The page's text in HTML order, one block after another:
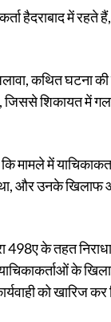
हैदराबाद में
कथित घटना की
जिससे शिकायत में
मामले में
था, और उनके
498ए के तहत
याचिकाकर्ताओं के
को खारिज कर